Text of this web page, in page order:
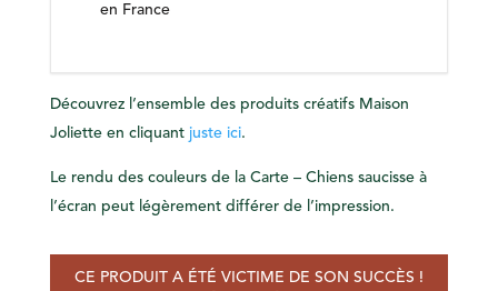
en France
Découvrez l’ensemble des produits créatifs Maison
Joliette en cliquant juste ici.
Le rendu des couleurs de la Carte – Chiens saucisse à
l’écran peut légèrement différer de l’impression.
CE PRODUIT A ÉTÉ VICTIME DE SON SUCCÈS !